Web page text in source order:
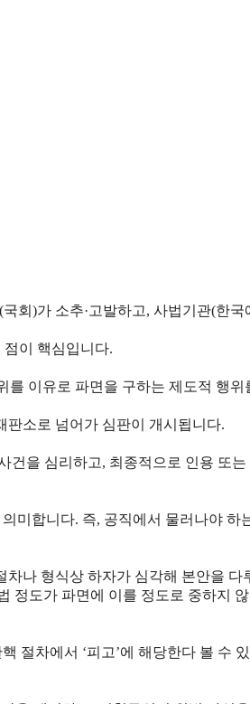
회)가 소추·고발하고, 사법기관(한국
점이 핵심입니다.
를 이유로 파면을 구하는 제도적 행위
판소로 넘어가 심판이 개시됩니다.
을 심리하고, 최종적으로 인용 또는
미합니다. 즉, 공직에서 물러나야 하
나 형식상 하자가 심각해 본안을 다
정도가 파면에 이를 정도로 중하지
절차에서 ‘피고’에 해당한다 볼 수 있